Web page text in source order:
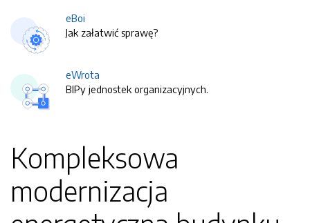
eBoi
Jak załatwić sprawę?
eWrota
BIPy jednostek organizacyjnych.
Kompleksowa
modernizacja